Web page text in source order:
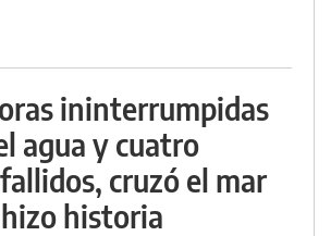
ininterrumpidas
agua y cuatro
cruzó el mar
historia